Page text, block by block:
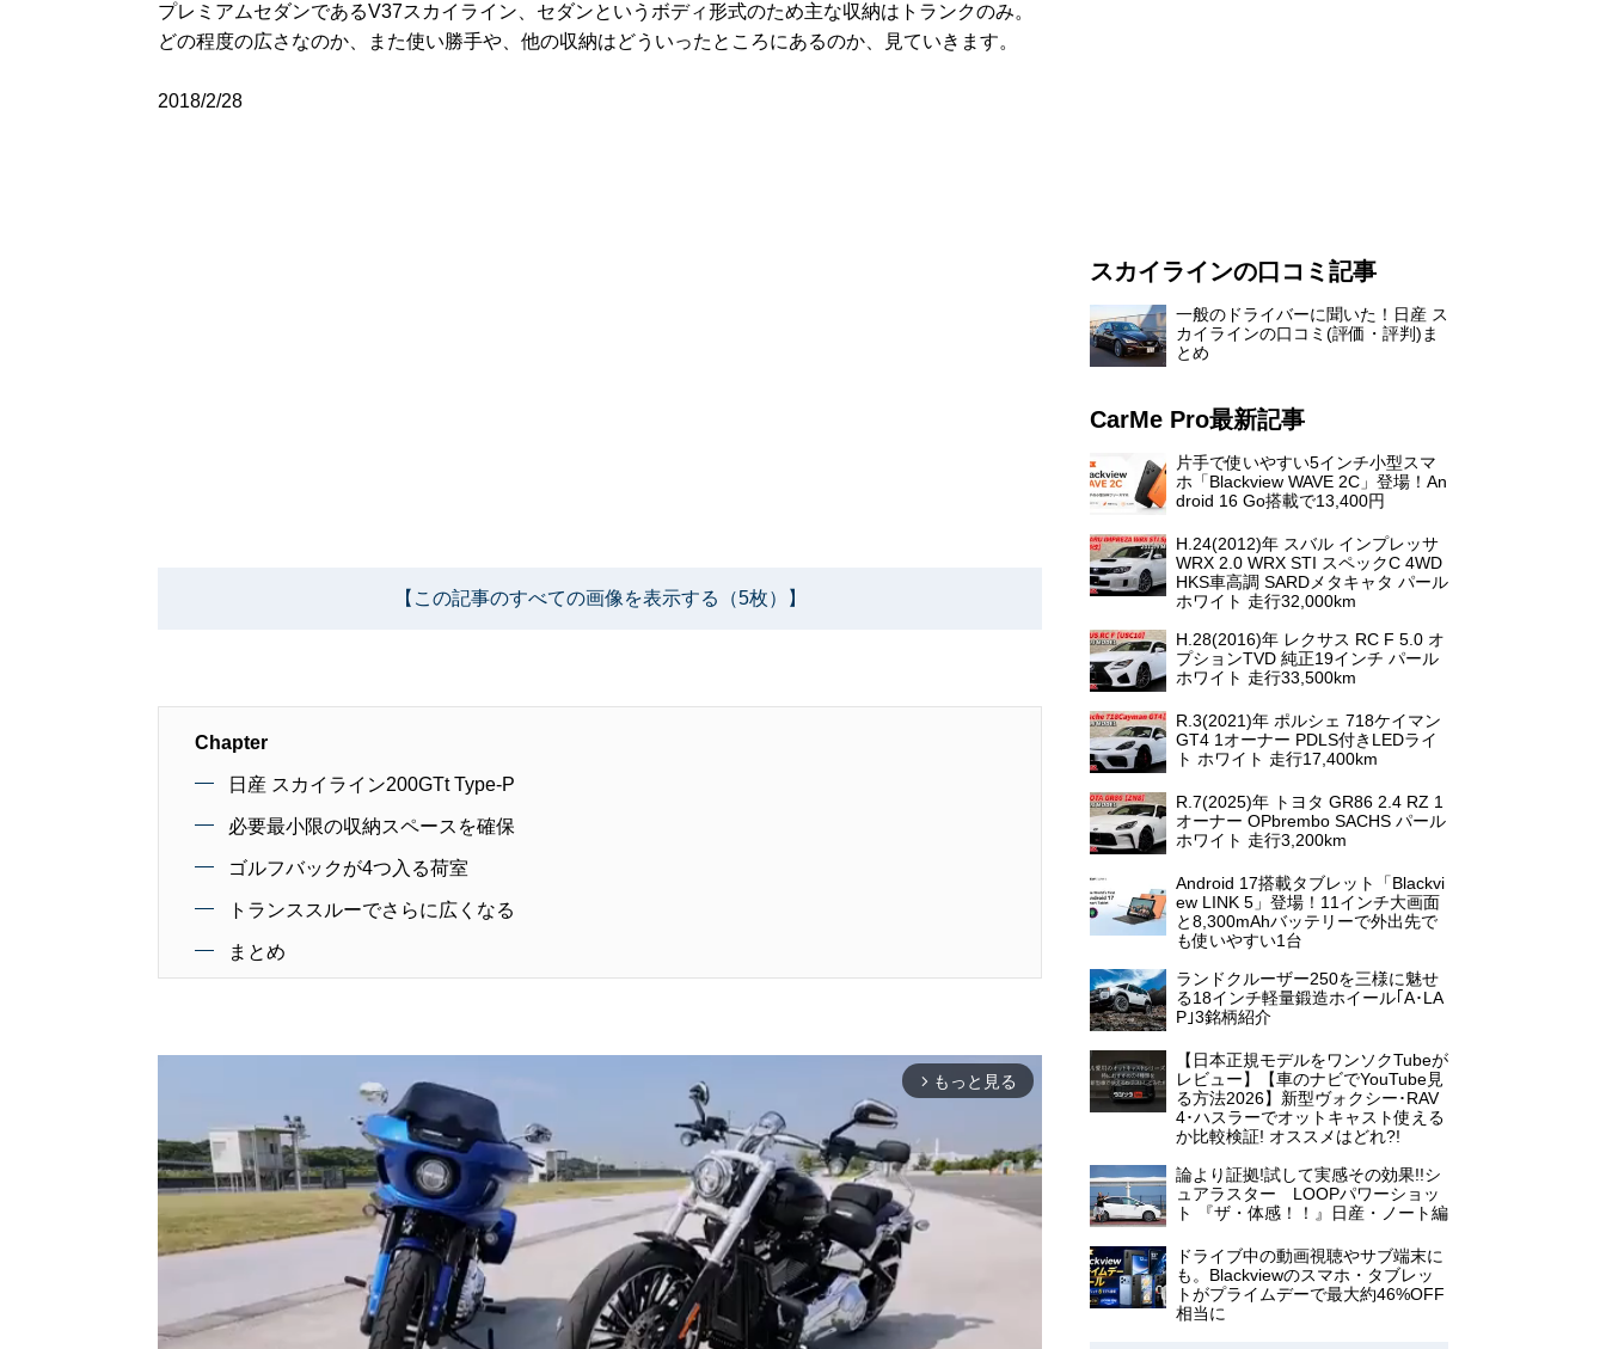
プレミアムセダンであるV37スカイライン、セダンというボディ形式のため主な収納はトランクのみ。
どの程度の広さなのか、また使い勝手や、他の収納はどういったところにあるのか、見ていきます。
2018/2/28
【この記事のすべての画像を表示する（5枚）】
Chapter
日産 スカイライン200GTt Type-P
必要最小限の収納スペースを確保
ゴルフバックが4つ入る荷室
トランススルーでさらに広くなる
まとめ
arrow_forward_ios もっと見る
スカイラインの口コミ記事
一般のドライバーに聞いた！日産 ス
カイラインの口コミ(評価・評判)ま
とめ
CarMe Pro最新記事
片手で使いやすい5インチ小型スマ
ホ「Blackview WAVE 2C」登場！An
droid 16 Go搭載で13,400円
H.24(2012)年 スバル インプレッサ
WRX 2.0 WRX STI スペックC 4WD
HKS車高調 SARDメタキャタ パール
ホワイト 走行32,000km
H.28(2016)年 レクサス RC F 5.0 オ
プションTVD 純正19インチ パール
ホワイト 走行33,500km
R.3(2021)年 ポルシェ 718ケイマン
GT4 1オーナー PDLS付きLEDライ
ト ホワイト 走行17,400km
R.7(2025)年 トヨタ GR86 2.4 RZ 1
オーナー OPbrembo SACHS パール
ホワイト 走行3,200km
Android 17搭載タブレット「Blackvi
ew LINK 5」登場！11インチ大画面
と8,300mAhバッテリーで外出先で
も使いやすい1台
ランドクルーザー250を三様に魅せ
る18インチ軽量鍛造ホイール｢A･LA
P｣3銘柄紹介
【日本正規モデルをワンソクTubeが
レビュー】【車のナビでYouTube見
る方法2026】新型ヴォクシー･RAV
4･ハスラーでオットキャスト使える
か比較検証! オススメはどれ?!
論より証拠!試して実感その効果!!シ
ュアラスター LOOPパワーショッ
ト 『ザ・体感！！』日産・ノート編
ドライブ中の動画視聴やサブ端末に
も。Blackviewのスマホ・タブレッ
トがプライムデーで最大約46%OFF
相当に